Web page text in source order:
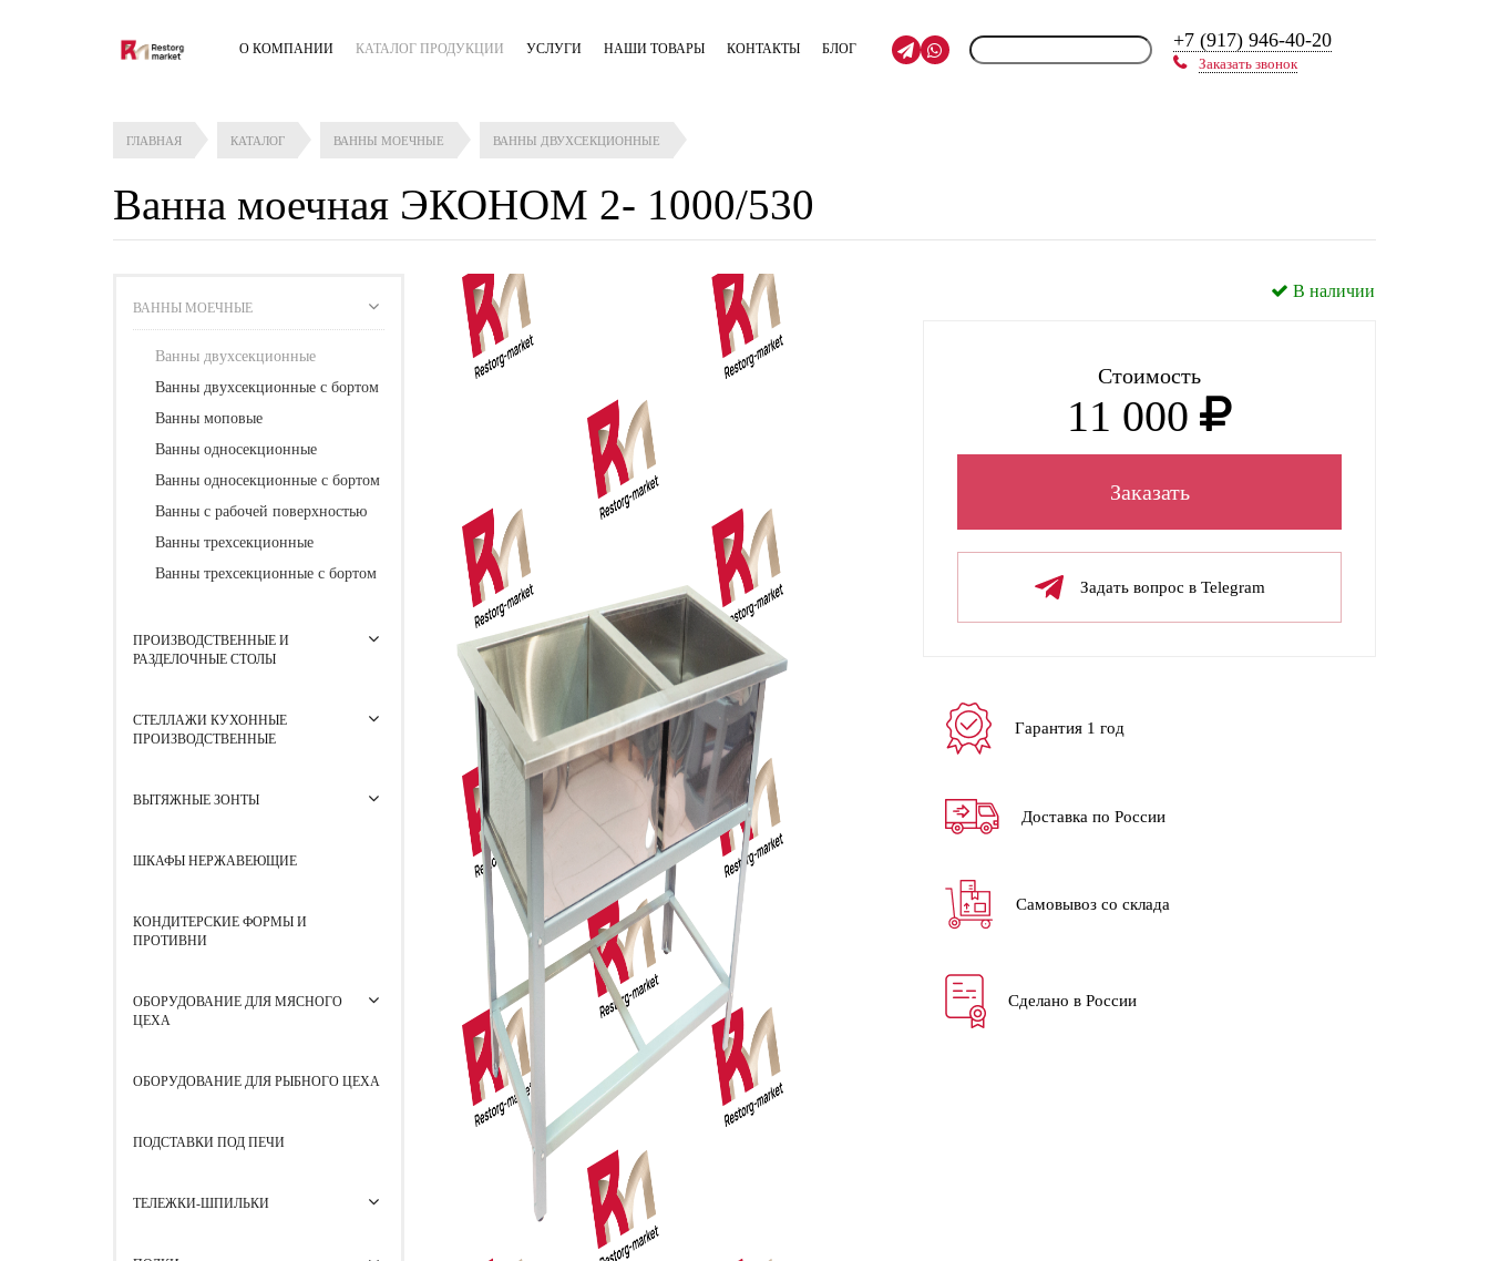
О КОМПАНИИ КАТАЛОГ ПРОДУКЦИИ УСЛУГИ НАШИ ТОВАРЫ КОНТАКТЫ БЛОГ +7 (917) 946-40-20
Заказать звонок
ГЛАВНАЯ КАТАЛОГ ВАННЫ МОЕЧНЫЕ ВАННЫ ДВУХСЕКЦИОННЫЕ
Ванна моечная ЭКОНОМ 2- 1000/530
ВАННЫ МОЕЧНЫЕ
Ванны двухсекционные
Ванны двухсекционные с бортом
Ванны моповые
Ванны односекционные
Ванны односекционные с бортом
Ванны с рабочей поверхностью
Ванны трехсекционные
Ванны трехсекционные с бортом
ПРОИЗВОДСТВЕННЫЕ И
РАЗДЕЛОЧНЫЕ СТОЛЫ
СТЕЛЛАЖИ КУХОННЫЕ
ПРОИЗВОДСТВЕННЫЕ
ВЫТЯЖНЫЕ ЗОНТЫ
ШКАФЫ НЕРЖАВЕЮЩИЕ
КОНДИТЕРСКИЕ ФОРМЫ И
ПРОТИВНИ
ОБОРУДОВАНИЕ ДЛЯ МЯСНОГО
ЦЕХА
ОБОРУДОВАНИЕ ДЛЯ РЫБНОГО ЦЕХА
ПОДСТАВКИ ПОД ПЕЧИ
ТЕЛЕЖКИ-ШПИЛЬКИ
В наличии
Стоимость
11 000
Заказать
Задать вопрос в Telegram
Гарантия 1 год
Доставка по России
Самовывоз со склада
Сделано в России